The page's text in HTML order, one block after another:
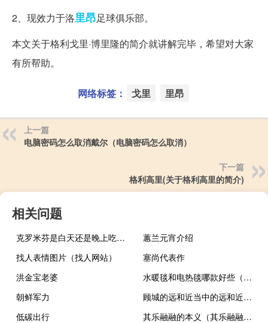
2、现效力于洛里昂足球俱乐部。
本文关于格利戈里·博里隆的简介就讲解完毕，希望对大家
有所帮助。
网络标签： 戈里 里昂
上一篇
电脑密码怎么取消戴尔（电脑密码怎么取消）
下一篇
格利高里(关于格利高里的简介)
相关问题
克罗米芬是白天还是晚上吃（克罗米芬是什么药）
蕙兰元宵介绍
找人表情图片（找人网站）
塞尚代表作
洪金宝老婆
水暖毯和电热毯哪款好些（水暖毯和电热毯的区别）
朝鲜军力
顾城的远和近当中的远和近可以理解（顾城《远和近》有何含义）
低碳出行
其乐融融的本义（其乐融融的解释及其含义、典故）